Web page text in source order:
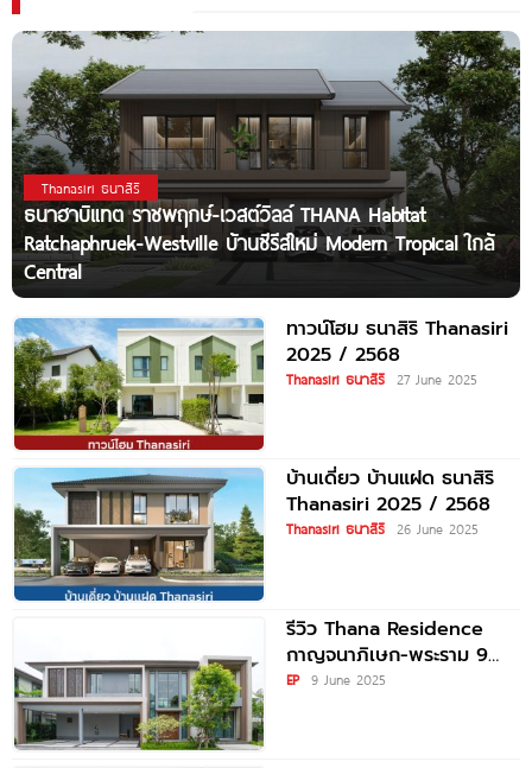
Thanasiri ธนาสิริ
ธนาฮาบิแทต ราชพฤกษ์-เวสต์วิลล์ THANA Habitat
Ratchaphruek-Westville บ้านซีรีส์ใหม่ Modern Tropical ใกล้
Central
ทาวน์โฮม ธนาสิริ Thanasiri
2025 / 2568
Thanasiri ธนาสิริ 27 June 2025
บ้านเดี่ยว บ้านแฝด ธนาสิริ
Thanasiri 2025 / 2568
Thanasiri ธนาสิริ 26 June 2025
รีวิว Thana Residence
กาญจนาภิเษก-พระราม 9
บ้านเดี่ยวหรู 4 ห้องนอน
EP 9 June 2025